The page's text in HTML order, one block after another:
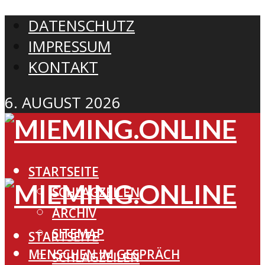
DATENSCHUTZ
IMPRESSUM
KONTAKT
6. AUGUST 2026
STARTSEITE
SCHLAGZEILEN
ARCHIV
SITEMAP
MENSCHEN IM GESPRÄCH
STARTSEITE
SCHLAGZEILEN